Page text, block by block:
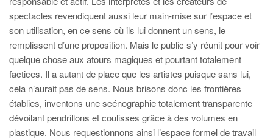
spectacles revendiquent aussi leur main-mise sur l’espace et
son utilisation, en ce sens où ils lui donnent un sens, le
remplissent d’une proposition. Mais le public s’y réunit pour voir
quelque chose aux atours magiques et pourtant totalement
factices. Il a autant de place que les artistes puisque sans lui,
cela n’aurait pas de sens. Nous brisons donc les frontières
établies, inventons une scénographie totalement transparente
dévoilant pendrillons et coulisses grâce à des volumes en
plastique. Nous requestionnons ainsi l’espace formel de travail